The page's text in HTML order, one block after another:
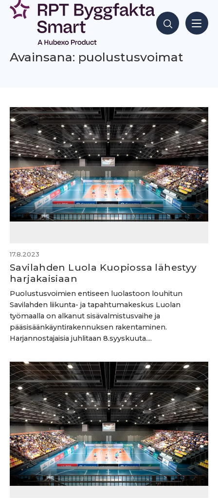
Siirry
sisältöön
Hae sisältöjä
Avainsana: puolustusvoimat
17.8.2023
Savilahden Luola Kuopiossa lähestyy
harjakaisiaan
Puolustusvoimien entiseen luolastoon louhitun
Savilahden liikunta- ja tapahtumakeskus Luolan
työmaalla on alkanut sisävalmistusvaihe ja
pääsisäänkäyntirakennuksen rakentaminen.
Harjannostajaisia juhlitaan 8.syyskuuta....